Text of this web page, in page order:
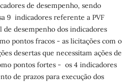
de desempenho, sendo
9 indicadores referente a PVF
de desempenho dos indicadores
pontos fracos - as licitações com o
desertas que necessitam ações de
pontos fortes - os 4 indicadores
de prazos para execução dos